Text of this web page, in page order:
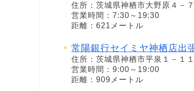
住所：茨城県神栖市大野原４－７
営業時間：7:30～19:30
距離：621メートル
常陽銀行セイミヤ神栖店出
住所：茨城県神栖市平泉１－１
営業時間：9:00～19:00
距離：909メートル